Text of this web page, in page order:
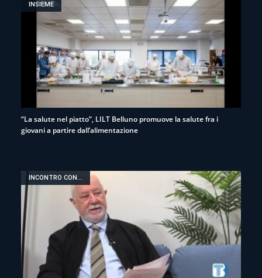
INSIEME
“La salute nel piatto”, LILT Belluno promuove la salute fra i
giovani a partire dall’alimentazione
INCONTRO CON...